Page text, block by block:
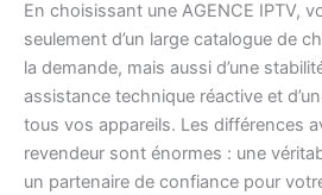
En choisissant une AGENCE IPTV,
seulement d’un large catalogue de
la demande, mais aussi d’une
assistance technique réactive et
tous vos appareils. Les différences
revendeur sont énormes : une
un partenaire de confiance pour